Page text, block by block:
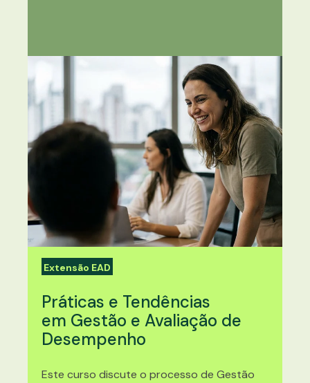
Extensão EAD
Práticas e Tendências
em Gestão e Avaliação de
Desempenho
Este curso discute o processo de Gestão